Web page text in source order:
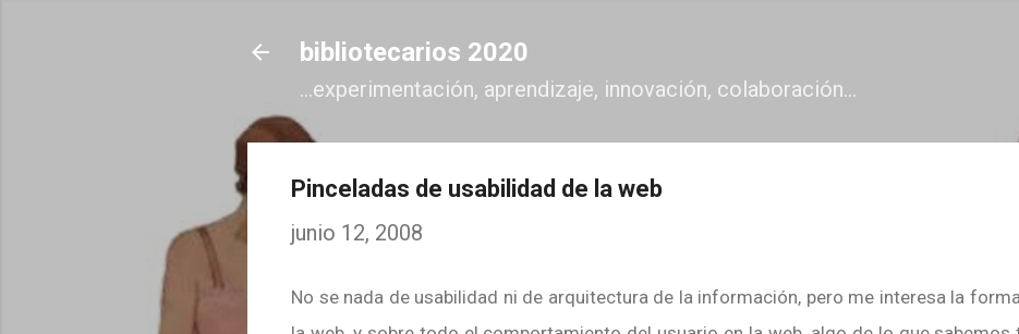
bibliotecarios 2020
...experimentación, aprendizaje, innovación, colaboración...
Pinceladas de usabilidad de la web
junio 12, 2008
No se nada de usabilidad ni de arquitectura de la información, pero me interesa la